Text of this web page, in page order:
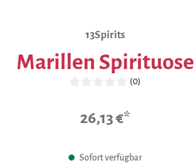
13Spirits
Marillen Spirituose
(0)
26,13 €*
Sofort verfügbar